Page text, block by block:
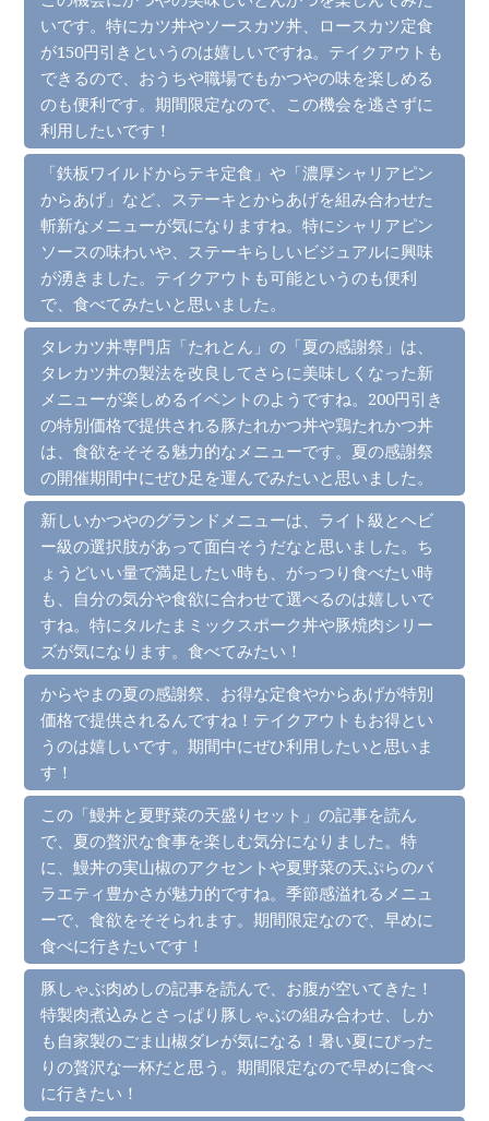
いです。特にカツ丼やソースカツ丼、ロースカツ定食
が150円引きというのは嬉しいですね。テイクアウトも
できるので、おうちや職場でもかつやの味を楽しめる
のも便利です。期間限定なので、この機会を逃さずに
利用したいです！
「鉄板ワイルドからテキ定食」や「濃厚シャリアピン
からあげ」など、ステーキとからあげを組み合わせた
斬新なメニューが気になりますね。特にシャリアピン
ソースの味わいや、ステーキらしいビジュアルに興味
が湧きました。テイクアウトも可能というのも便利
で、食べてみたいと思いました。
タレカツ丼専門店「たれとん」の「夏の感謝祭」は、
タレカツ丼の製法を改良してさらに美味しくなった新
メニューが楽しめるイベントのようですね。200円引き
の特別価格で提供される豚たれかつ丼や鶏たれかつ丼
は、食欲をそそる魅力的なメニューです。夏の感謝祭
の開催期間中にぜひ足を運んでみたいと思いました。
新しいかつやのグランドメニューは、ライト級とヘビ
ー級の選択肢があって面白そうだなと思いました。ち
ょうどいい量で満足したい時も、がっつり食べたい時
も、自分の気分や食欲に合わせて選べるのは嬉しいで
すね。特にタルたまミックスポーク丼や豚焼肉シリー
ズが気になります。食べてみたい！
からやまの夏の感謝祭、お得な定食やからあげが特別
価格で提供されるんですね！テイクアウトもお得とい
うのは嬉しいです。期間中にぜひ利用したいと思いま
す！
この「鰻丼と夏野菜の天盛りセット」の記事を読ん
で、夏の贅沢な食事を楽しむ気分になりました。特
に、鰻丼の実山椒のアクセントや夏野菜の天ぷらのバ
ラエティ豊かさが魅力的ですね。季節感溢れるメニュ
ーで、食欲をそそられます。期間限定なので、早めに
食べに行きたいです！
豚しゃぶ肉めしの記事を読んで、お腹が空いてきた！
特製肉煮込みとさっぱり豚しゃぶの組み合わせ、しか
も自家製のごま山椒ダレが気になる！暑い夏にぴった
りの贅沢な一杯だと思う。期間限定なので早めに食べ
に行きたい！